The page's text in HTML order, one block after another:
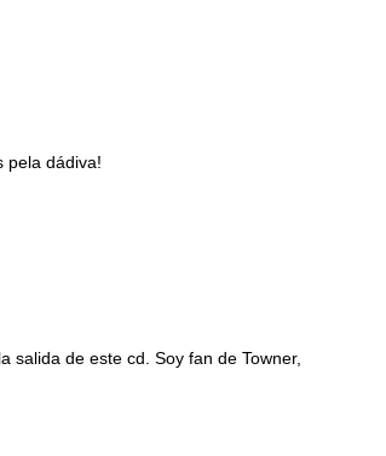
pela dádiva!
salida de este cd. Soy fan de Towner,